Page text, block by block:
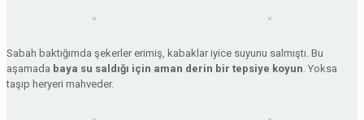
Sabah baktığımda şekerler erimiş, kabaklar iyice suyunu salmıştı. Bu
aşamada baya su saldığı için aman derin bir tepsiye koyun. Yoksa
taşıp heryeri mahveder.